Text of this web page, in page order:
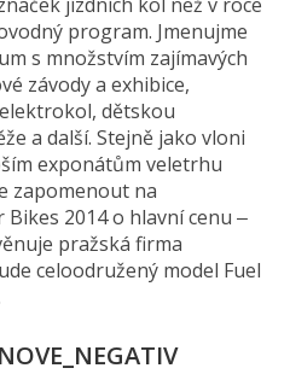
program. Jmenujme
s množstvím zajímavých
závody a exhibice,
dětskou
a další. Stejně jako vloni
exponátům veletrhu
zapomenout na
2014 o hlavní cenu ‒
pražská firma
celoodružený model Fuel